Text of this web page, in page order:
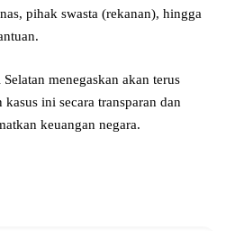
pihak swasta (rekanan), hingga
menegaskan akan terus
ini secara transparan dan
keuangan negara.